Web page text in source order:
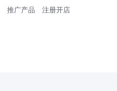
推广产品 注册开店